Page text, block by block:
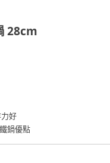
28cm
好
鍋優點